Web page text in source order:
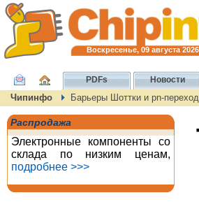
Воскресенье, 09 августа
PDFs Новости
Чипинфо Барьеры Шоттки и pn-
Распродажа
Электронные компоненты со
склада по низким ценам,
подробнее >>>